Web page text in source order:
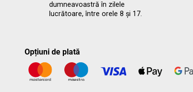
dumneavoastră în zilele
lucrătoare, între orele 8 și 17.
Opțiuni de plată